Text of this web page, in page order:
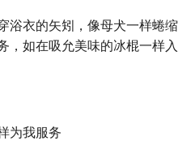
浴衣的矢矧，像母犬一样蜷缩
，如在吸允美味的冰棍一样入
为我服务